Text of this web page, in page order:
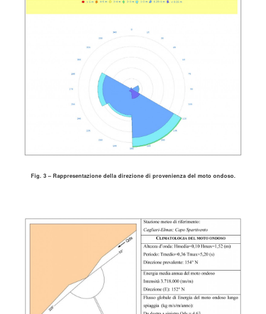
Fig. 3 – Rappresentazione della direzione di provenienza del moto ondoso.